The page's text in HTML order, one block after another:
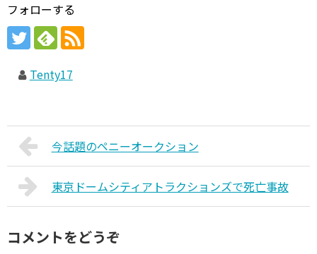
フォローする
Tenty17
今話題のペニーオークション
東京ドームシティアトラクションズで死亡事故
コメントをどうぞ